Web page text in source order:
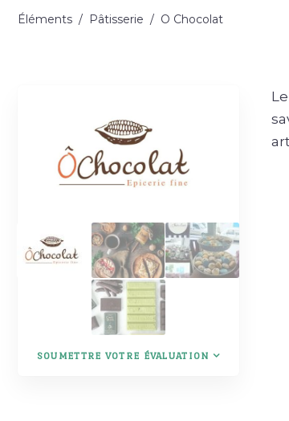
Éléments / Pâtisserie / O Chocolat
SOUMETTRE VOTRE ÉVALUATION